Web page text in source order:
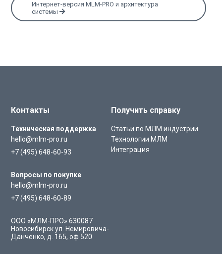
Интернет-версия MLM-PRO и архитектура
системы
Контакты
Техническая поддержка
hello@mlm-pro.ru
+7 (495) 648-60-93
Вопросы по покупке
hello@mlm-pro.ru
+7 (495) 648-60-89
ООО «МЛМ-ПРО»630087
Новосибирск ул. Немировича-
Данченко, д. 165, оф 520
Получить справку
Статьи по МЛМ индустрии
Технологии МЛМ
Интеграция